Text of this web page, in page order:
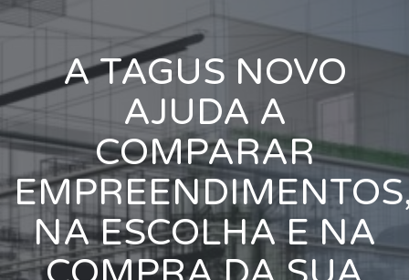
A TAGUS NOVO
AJUDA A
COMPARAR
NA ESCOLHA E NA